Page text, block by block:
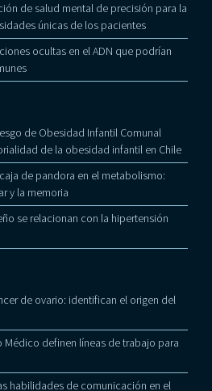
de salud mental de precisión para la
únicas de los pacientes
ocultas en el ADN que podrían
de Obesidad Infantil Comunal
de la obesidad infantil en Chile
de pandora en el metabolismo:
y la memoria
se relacionan con la hipertensión
de ovario: identifican el origen del
definen líneas de trabajo para
habilidades de comunicación en el